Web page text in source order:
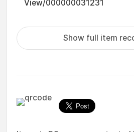
View/000000031231
Show full item